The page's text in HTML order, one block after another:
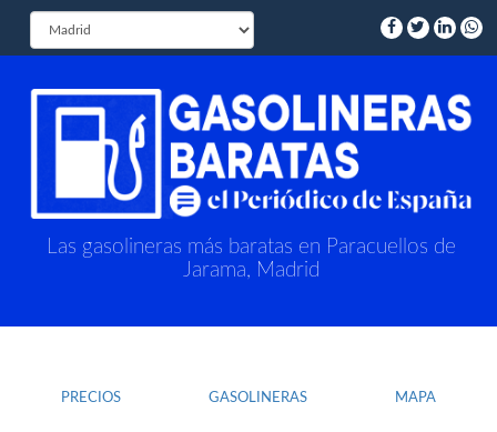
Las gasolineras más baratas en Paracuellos de
Jarama, Madrid
PRECIOS GASOLINERAS MAPA